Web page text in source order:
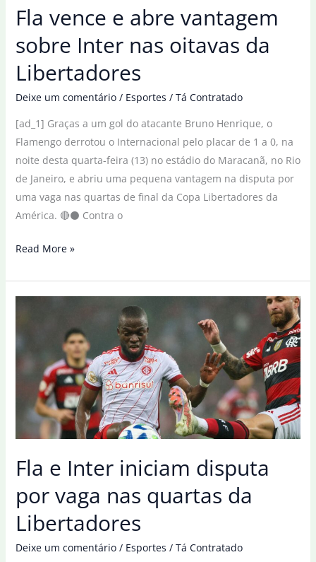
Fla vence e abre vantagem
sobre Inter nas oitavas da
Libertadores
Deixe um comentário / Esportes / Tá Contratado
[ad_1] Graças a um gol do atacante Bruno Henrique, o
Flamengo derrotou o Internacional pelo placar de 1 a 0, na
noite desta quarta-feira (13) no estádio do Maracanã, no Rio
de Janeiro, e abriu uma pequena vantagem na disputa por
uma vaga nas quartas de final da Copa Libertadores da
América. 🔴⚫ Contra o
Fla
e
sobre
Inter
oitavas
Libertadores
Read More »
Fla e Inter iniciam disputa
por vaga nas quartas da
Libertadores
Deixe um comentário / Esportes / Tá Contratado